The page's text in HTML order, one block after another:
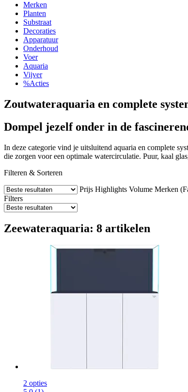
Merken
Planten
Substraat
Decoraties
Apparatuur
Onderhoud
Voer
Aquaria
Vijver
%Acties
Zoutwateraquaria en complete
Dompel jezelf onder in de
In deze categorie vind je uitsluitend aquaria en complete
die zorgen voor een optimale watercirculatie. Puur, kaal
Filteren & Sorteren
Prijs Highlights Volume Merken
Filters
Zeewateraquaria: 8 artikelen
2 opties